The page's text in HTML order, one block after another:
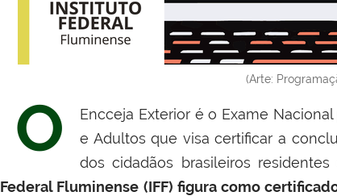
(Arte:
O
Encceja Exterior é o Exame
e Adultos que visa certificar a
dos cidadãos brasileiros
Federal Fluminense (IFF) figura como